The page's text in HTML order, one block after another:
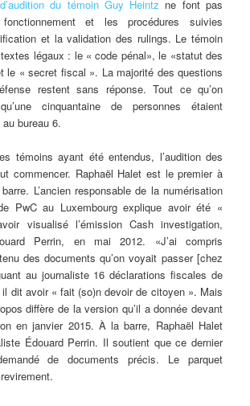
d’audition du témoin Guy Heintz ne font pas
et les procédures suivies
et la validation des rulings. Le témoin
légaux : le « code pénal», le «statut des
le « secret fiscal ». La majorité des questions
restent sans réponse. Tout ce qu’on
cinquantaine de personnes étaient
bureau 6.
témoins ayant été entendus, l’audition des
commencer. Raphaël Halet est le premier à
L’ancien responsable de la numérisation
PwC au Luxembourg explique avoir été «
visualisé l’émission Cash investigation,
Perrin, en mai 2012. «J’ai compris
des documents qu’on voyait passer [chez
au journaliste 16 déclarations fiscales de
dit avoir « fait (so)n devoir de citoyen ». Mais
diffère de la version qu’il a donnée devant
en janvier 2015. À la barre, Raphaël Halet
Édouard Perrin. Il soutient que ce dernier
de documents précis. Le parquet